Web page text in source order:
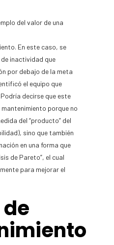
del valor de una
En este caso, se
inactividad que
por debajo de la meta
el equipo que
decirse que este
porque no
del “producto” del
sino que también
en una forma que
de Pareto”, el cual
para mejorar el